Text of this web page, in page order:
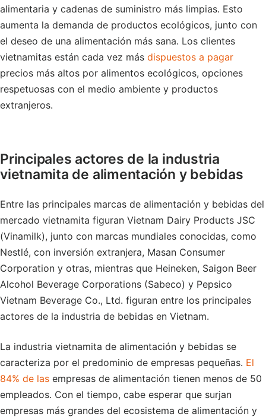
alimentaria y cadenas de suministro más limpias. Esto
aumenta la demanda de productos ecológicos, junto con
el deseo de una alimentación más sana. Los clientes
vietnamitas están cada vez más dispuestos a pagar
precios más altos por alimentos ecológicos, opciones
respetuosas con el medio ambiente y productos
extranjeros.
Principales actores de la industria
vietnamita de alimentación y bebidas
Entre las principales marcas de alimentación y bebidas del
mercado vietnamita figuran Vietnam Dairy Products JSC
(Vinamilk), junto con marcas mundiales conocidas, como
Nestlé, con inversión extranjera, Masan Consumer
Corporation y otras, mientras que Heineken, Saigon Beer
Alcohol Beverage Corporations (Sabeco) y Pepsico
Vietnam Beverage Co., Ltd. figuran entre los principales
actores de la industria de bebidas en Vietnam.
La industria vietnamita de alimentación y bebidas se
caracteriza por el predominio de empresas pequeñas. El
84% de las empresas de alimentación tienen menos de 50
empleados. Con el tiempo, cabe esperar que surjan
empresas más grandes del ecosistema de alimentación y